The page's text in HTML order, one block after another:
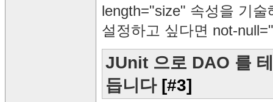
length="size" 속성을 기
설정하고 싶다면 not-
JUnit 으로 DAO 를
듭니다 [#3]